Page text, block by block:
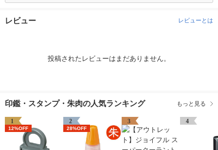
レビュー レビューとは
投稿されたレビューはまだありません。
印鑑・スタンプ・朱肉の人気ランキング もっと見る
1
12%OFF
2
28%OFF
3 4